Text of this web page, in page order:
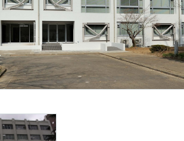
個人情報保護方針
環境保護⽅針
お問い合わせフォーム